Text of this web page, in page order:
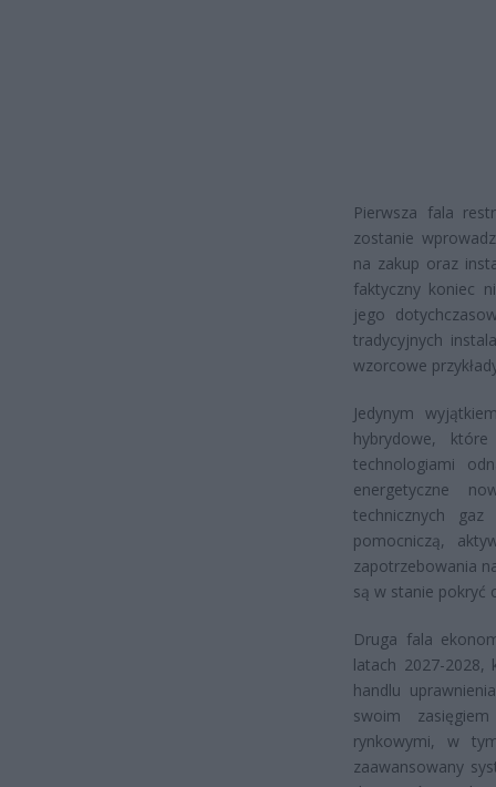
Pierwsza fala
zostanie
na zakup oraz
faktyczny koniec
jego
tradycyjnych
wzorcowe
Jedynym
hybrydowe,
technologiami
energetyczne
technicznych gaz
pomocniczą,
zapotrzebowania
są w stanie pokryć
Druga fala
latach 2027-
handlu
swoim
rynkowymi, w
zaawansowany